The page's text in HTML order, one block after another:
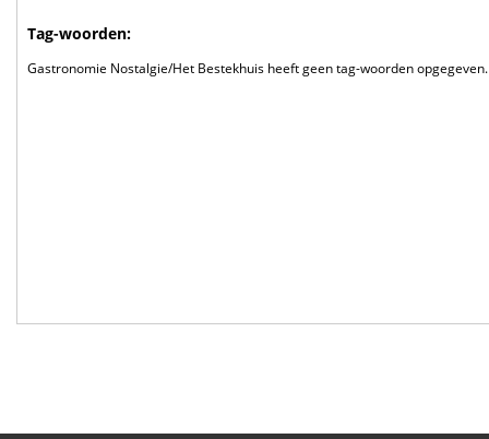
Tag-woorden:
Gastronomie Nostalgie/Het Bestekhuis heeft geen tag-woorden opgegeven.